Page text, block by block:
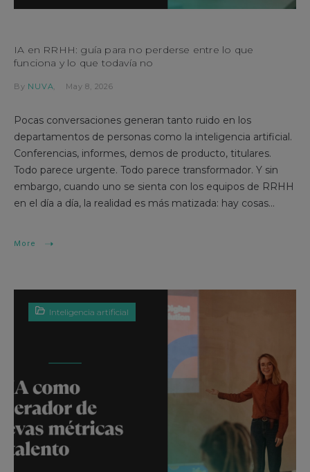
IA en RRHH: guía para no perderse entre lo que
funciona y lo que todavía no
By NUVA May 8, 2026
Pocas conversaciones generan tanto ruido en los
departamentos de personas como la inteligencia artificial.
Conferencias, informes, demos de producto, titulares.
Todo parece urgente. Todo parece transformador. Y sin
embargo, cuando uno se sienta con los equipos de RRHH
en el día a día, la realidad es más matizada: hay cosas...
More
Inteligencia artificial